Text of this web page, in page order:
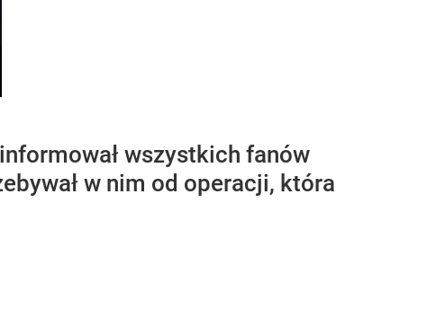
wszystkich fanów
w nim od operacji, która